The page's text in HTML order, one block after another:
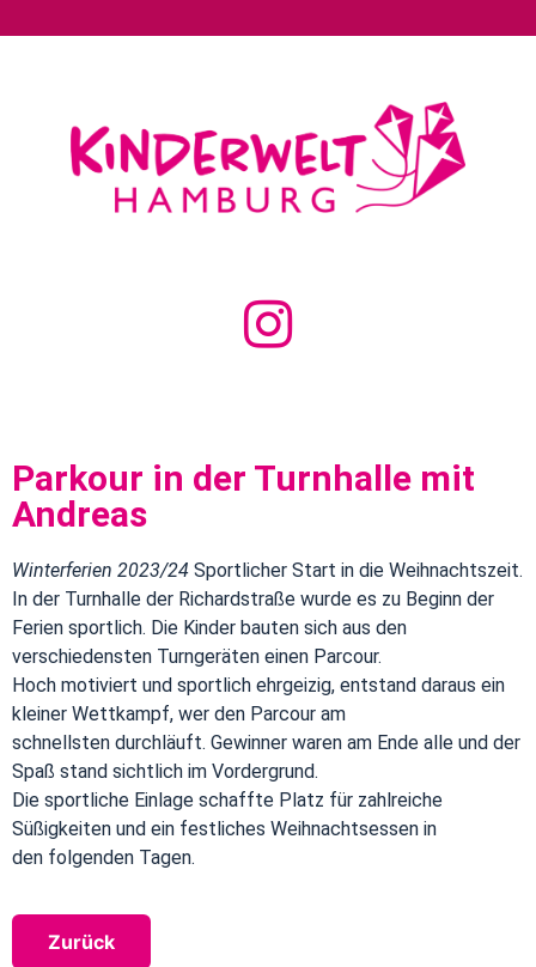
Parkour in der Turnhalle mit
Andreas
Winterferien 2023/24 Sportlicher Start in die Weihnachtszeit.
In der Turnhalle der Richardstraße wurde es zu Beginn der
Ferien sportlich. Die Kinder bauten sich aus den
verschiedensten Turngeräten einen Parcour.
Hoch motiviert und sportlich ehrgeizig, entstand daraus ein
kleiner Wettkampf, wer den Parcour am
schnellsten durchläuft. Gewinner waren am Ende alle und der
Spaß stand sichtlich im Vordergrund.
Die sportliche Einlage schaffte Platz für zahlreiche
Süßigkeiten und ein festliches Weihnachtsessen in
den folgenden Tagen.
Zurück